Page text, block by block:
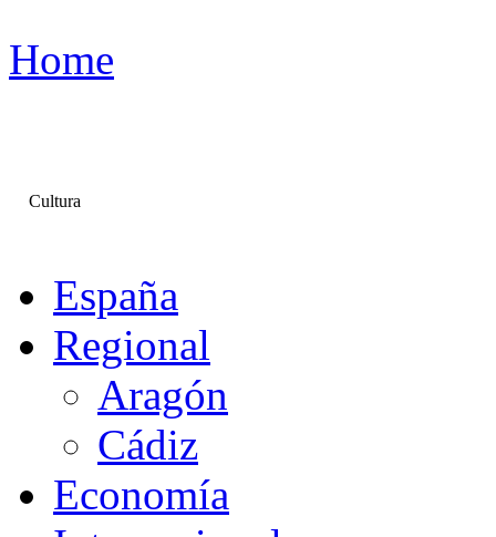
Home
Cultura
España
Regional
Aragón
Cádiz
Economía